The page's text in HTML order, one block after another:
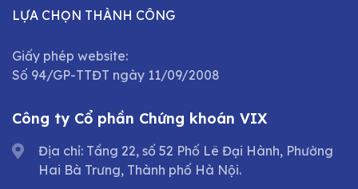
LỰA CHỌN THÀNH CÔNG
Giấy phép website:
Số 94/GP-TTĐT ngày 11/09/2008
Công ty Cổ phần Chứng khoán VIX
Địa chỉ: Tầng 22, số 52 Phố Lê Đại Hành, Phường
Hai Bà Trưng, Thành phố Hà Nội.